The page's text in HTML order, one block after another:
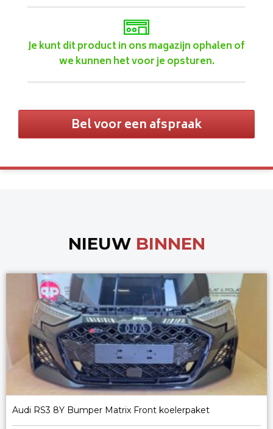
Je kunt dit product in ons magazijn ophalen of
we kunnen het voor je opsturen.
Bel voor een afspraak
NIEUW BINNEN
Audi RS3 8Y Bumper Matrix Front koelerpaket